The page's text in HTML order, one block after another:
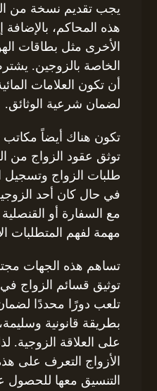
يجب تقديم نسخة من
هذه المحاكم،
الأخرى مثل بطاقات
الخاصة بالزوجين.
أن تكون العلامات
لضمان شرعية الوثائق.
تكون هناك أيضاً مكاتب
توثق عقود الزواج من
طلبات الزواج وتسجيل
في حال كان أحد
مع السفارة أو
مهمة لفهم المتطلبات
تساهم هذه الجهات
توثيق قسائم الزواج
تلعب دورًا محددًا
بطريقة قانونية
على العلاقة
الأزواج التعرف على
التنسيق معها للحصول